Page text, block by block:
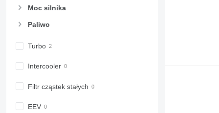
6215
6250
6310
6330
8220
8650
8670
8727
Moc silnika
Paliwo
Turbo
Intercooler
Filtr cząstek stałych
EEV